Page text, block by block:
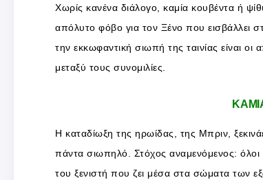
Χωρίς κανένα διάλογο, καμία κουβέντα ή
απόλυτο φόβο για τον Ξένο που εισβάλλει
την εκκωφαντική σιωπή της ταινίας είναι οι
μεταξύ τους συνομιλίες.
Η καταδίωξη της ηρωίδας, της Μπριν,
πάντα σιωπηλό. Στόχος αναμενόμενος: όλοι
του ξενιστή που ζει μέσα στα σώματα των